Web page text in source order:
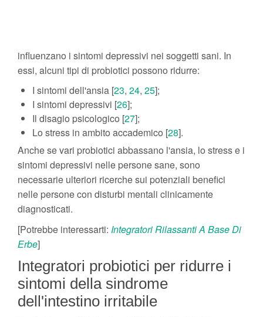
influenzano i sintomi depressivi nei soggetti sani. In
essi, alcuni tipi di probiotici possono ridurre:
I sintomi dell'ansia [23, 24, 25];
I sintomi depressivi [26];
Il disagio psicologico [27];
Lo stress in ambito accademico [28].
Anche se vari probiotici abbassano l'ansia, lo stress e i
sintomi depressivi nelle persone sane, sono
necessarie ulteriori ricerche sui potenziali benefici
nelle persone con disturbi mentali clinicamente
diagnosticati.
[Potrebbe interessarti: Integratori Rilassanti A Base Di
Erbe]
Integratori probiotici per ridurre i
sintomi della sindrome
dell'intestino irritabile